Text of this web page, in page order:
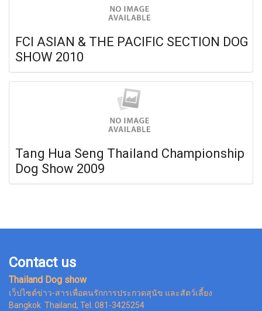
FCI ASIAN & THE PACIFIC SECTION DOG
SHOW 2010
Tang Hua Seng Thailand Championship
Dog Show 2009
Contact us
Thailand Dog show
เว็ปไซต์ข่าว-สารเพื่อคนรักการประกวดสุนัข และสัตว์เลี้ยง
Bangkok Thailand, Tel. 081-3425254